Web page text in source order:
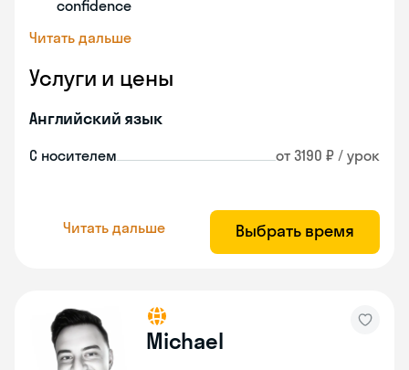
confidence
Читать дальше
Услуги и цены
Английский язык
С носителем от 3190 ₽ / урок
Читать дальше Выбрать время
Michael